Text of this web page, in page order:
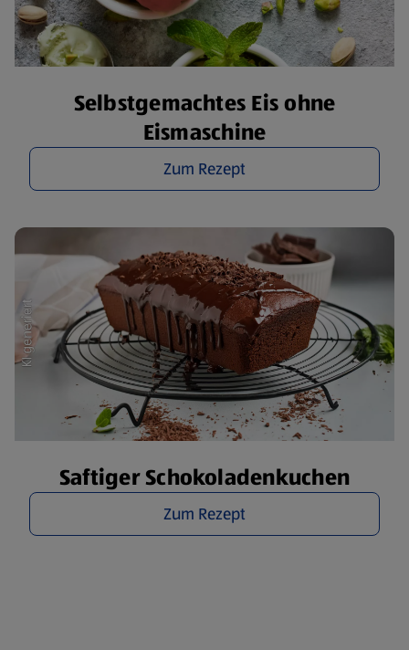
Selbstgemachtes Eis ohne
Eismaschine
Zum Rezept
Saftiger Schokoladenkuchen
Zum Rezept